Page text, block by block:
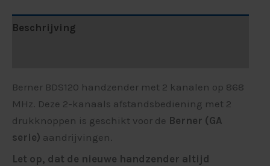
Beschrijving
Berner BDS120 handzender met 2 kanalen op 868
MHz. Deze 2-kanaals afstandsbediening met 2
drukknoppen is geschikt voor de Berner (GA
serie) aandrijvingen.
Let op, dat de nieuwe handzender altijd